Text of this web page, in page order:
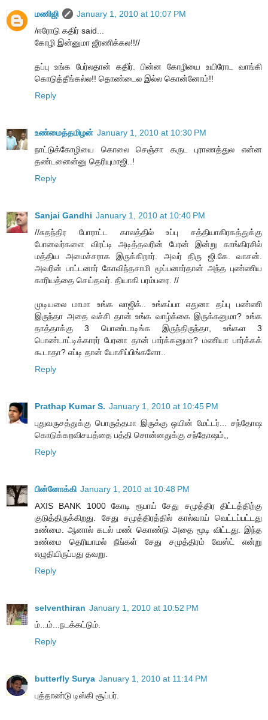
மணிஜி
January 1, 2010 at 10:07 PM
/ஈரோடு கதிர் said...
கோழி இன்னுமா ஜீரணிக்கல!!//
தப்பு உங்க பேர்லதான் கதிர். பின்ன கோழியை உயிரோட வாங்கி
கொடுத்தீங்கல்ல!! தொண்டைல இல்ல கொன்னோம்!!
Reply
உண்மைத்தமிழன் January 1, 2010 at 10:30 PM
நாட்டுக்கோழியை கொலை செஞ்சா கருட புராணத்துல என்ன
தண்டனைன்னு தெரியுமாஜி..!
Reply
Sanjai Gandhi January 1, 2010 at 10:40 PM
//சுதந்திர போராட்ட காலத்தில் உப்பு சத்தியாகிரகத்துக்கு
போனவர்களை விரட்டி அடித்தவரின் பேரன் இன்று காங்கிரசில்
மத்திய அமைச்சராக இருக்கிறார். அவர் திரு ஜி.கே. வாசன்.
அவரின் பாட்டனார் கோவிந்தசாமி மூப்பனார்தான் அந்த புண்ணிய
காரியத்தை செய்தவர். தியாகி பரம்பரை. //
முடியலை மாமா உங்க லாஜிக்.. உங்கப்பா எதுனா தப்பு பண்ணி
இருந்தா அதை வச்சி தான் உங்க வாழ்க்கை இருக்கனுமா? உங்க
தாத்தாக்கு 3 பொண்டாடிங்க இருந்திருந்தா, உங்கள 3
பொண்டாட்டிக்காரர் பேரனா தான் பார்க்கனுமா? மணியா பார்க்கக்
கூடாதா? எப்டி தான் யோசிப்பிங்களோ..
Reply
Prathap Kumar S. January 1, 2010 at 10:45 PM
புதுவருசத்துக்கு பொருத்தமா இருக்கு ஒயின் மேட்டர்... சந்தோஷ
கொடுக்கறவிசயத்தை பத்தி சொன்னதுக்கு சந்தோஷம்,,
Reply
பின்னோக்கி January 1, 2010 at 10:48 PM
AXIS BANK 1000 கோடி ரூபாய் சேது சமுத்திர திட்டத்திற்கு
குடுத்திருக்கிறது. சேது சமுத்திரத்தில் கால்வாய் வெட்டப்பட்டது
உண்மை. ஆனால் கடல் மண் கொண்டு அதை மூடி விட்டது. இந்த
உண்மை தெரியாமல் நீங்கள் சேது சமுத்திரம் வேஸ்ட் என்று
எழுதியிருப்பது தவறு.
Reply
selventhiran January 1, 2010 at 10:52 PM
ம்...ம்...நடக்கட்டும்.
Reply
butterfly Surya January 1, 2010 at 11:14 PM
புத்தாண்டு டிஸ்கி சூப்பர்.